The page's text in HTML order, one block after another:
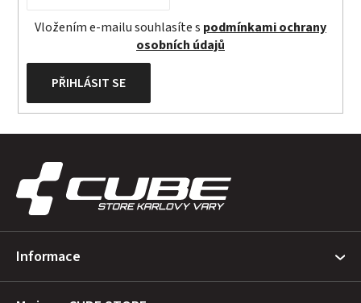
Vložením e-mailu souhlasíte s podmínkami ochrany
osobních údajů
PŘIHLÁSIT SE
Informace